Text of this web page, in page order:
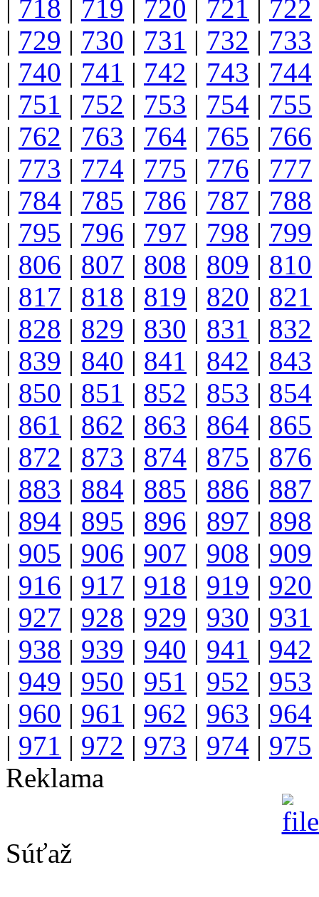
| 718 | 719 | 720 | 721 | 722
| 729 | 730 | 731 | 732 | 733
| 740 | 741 | 742 | 743 | 744
| 751 | 752 | 753 | 754 | 755
| 762 | 763 | 764 | 765 | 766
| 773 | 774 | 775 | 776 | 777
| 784 | 785 | 786 | 787 | 788
| 795 | 796 | 797 | 798 | 799
| 806 | 807 | 808 | 809 | 810
| 817 | 818 | 819 | 820 | 821
| 828 | 829 | 830 | 831 | 832
| 839 | 840 | 841 | 842 | 843
| 850 | 851 | 852 | 853 | 854
| 861 | 862 | 863 | 864 | 865
| 872 | 873 | 874 | 875 | 876
| 883 | 884 | 885 | 886 | 887
| 894 | 895 | 896 | 897 | 898
| 905 | 906 | 907 | 908 | 909
| 916 | 917 | 918 | 919 | 920
| 927 | 928 | 929 | 930 | 931
| 938 | 939 | 940 | 941 | 942
| 949 | 950 | 951 | 952 | 953
| 960 | 961 | 962 | 963 | 964
| 971 | 972 | 973 | 974 | 975
Reklama
Súťaž